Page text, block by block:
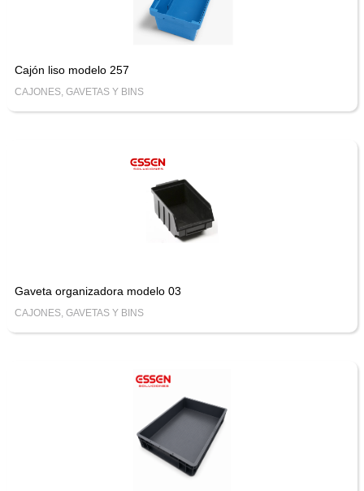
Cajón liso modelo 257
CAJONES, GAVETAS Y BINS
Gaveta organizadora modelo 03
CAJONES, GAVETAS Y BINS